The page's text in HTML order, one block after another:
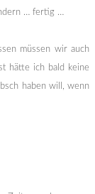
… fertig …
müssen wir auch
hätte ich bald keine
haben will, wenn